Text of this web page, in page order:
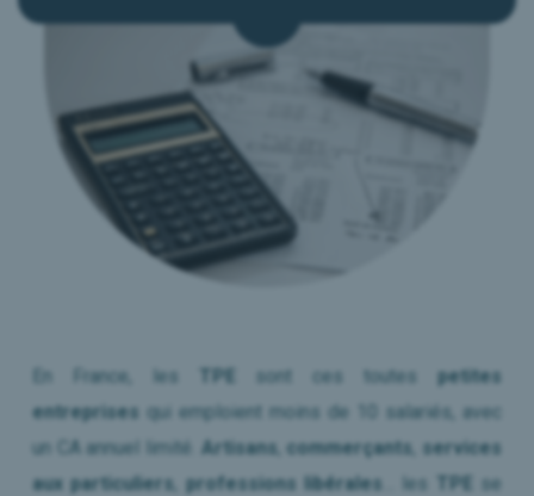
Le Mag RH
Presse & Médias
Nous contacter
Réserver mon Diagnostic
En France, les TPE sont ces toutespetites
entreprises qui emploient moins de 10 salariés, avec
un CA annuel limité. Artisans, commerçants services
aux particuliers professions libérales … les TPE
se